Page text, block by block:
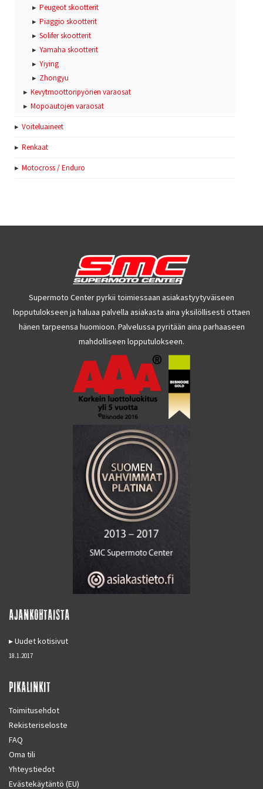
Peugeot skootterit
Piaggio skootterit
Solifer skootterit
Yamaha skootterit
Yiying
Zhongyu
Kevytmoottoripyörien varaosat
Mopoautojen varaosat
Voiteluaineet
Renkaat
Motocross / Enduro
Supermoto Center pyrkii toimiessaan asiakastyytyväiseen
lopputulokseen ja haluaa palvella asiakasta aina yksilöllisesti ottaen
hänen tarpeensa huomioon. Palvelussa pyritään aina parhaaseen
mahdolliseen lopputulokseen.
AJANKOHTAISTA
Uudet kotisivut
18.1.2017
PIKALINKIT
Toimitusehdot
Rekisteriseloste
FAQ
Oma tili
Yhteystiedot
Evästekäytäntö (EU)